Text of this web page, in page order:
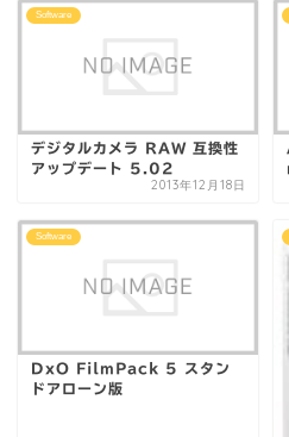
Software
デジタルカメラ RAW 互換性
アップデート 5.02
2013年12月18日
Software
DxO FilmPack 5 スタン
ドアローン版